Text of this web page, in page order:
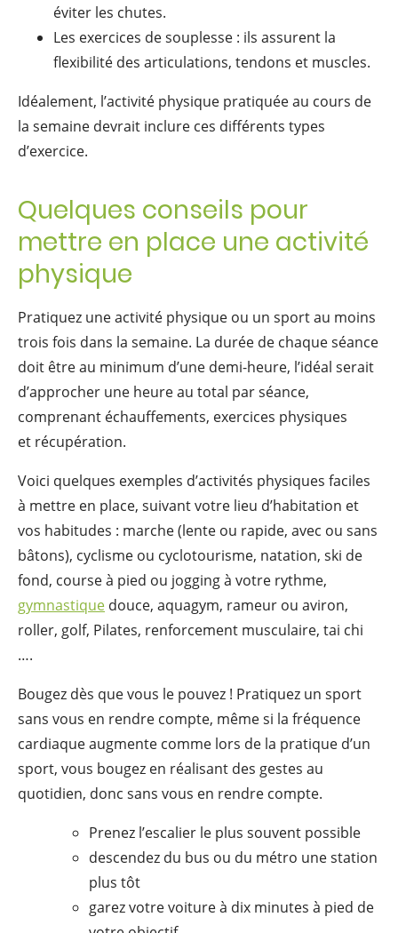
éviter les chutes.
Les exercices de souplesse : ils assurent la
flexibilité des articulations, tendons et muscles.
Idéalement, l’activité physique pratiquée au cours de
la semaine devrait inclure ces différents types
d’exercice.
Quelques conseils pour
mettre en place une activité
physique
Pratiquez une activité physique ou un sport au moins
trois fois dans la semaine. La durée de chaque séance
doit être au minimum d’une demi-heure, l’idéal serait
d’approcher une heure au total par séance,
comprenant échauffements, exercices physiques
et récupération.
Voici quelques exemples d’activités physiques faciles
à mettre en place, suivant votre lieu d’habitation et
vos habitudes : marche (lente ou rapide, avec ou sans
bâtons), cyclisme ou cyclotourisme, natation, ski de
fond, course à pied ou jogging à votre rythme,
gymnastique douce, aquagym, rameur ou aviron,
roller, golf, Pilates, renforcement musculaire, tai chi
….
Bougez dès que vous le pouvez ! Pratiquez un sport
sans vous en rendre compte, même si la fréquence
cardiaque augmente comme lors de la pratique d’un
sport, vous bougez en réalisant des gestes au
quotidien, donc sans vous en rendre compte.
Prenez l’escalier le plus souvent possible
descendez du bus ou du métro une station
plus tôt
garez votre voiture à dix minutes à pied de